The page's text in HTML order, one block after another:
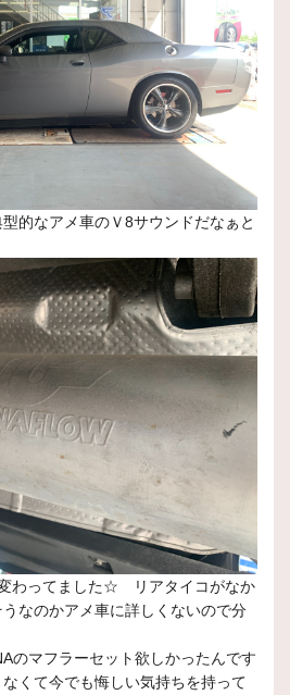
的なアメ車のＶ8サウンドだなぁと
わってました☆ リアタイコがなか
なのかアメ車に詳しくないので分
のマフラーセット欲しかったんです
くて今でも悔しい気持ちを持って